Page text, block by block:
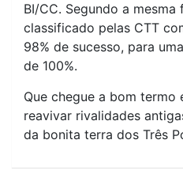
BI/CC. Segundo a
classificado pelas CTT
98% de sucesso, para
de 100%.
Que chegue a bom termo
reavivar rivalidades
da bonita terra dos Três